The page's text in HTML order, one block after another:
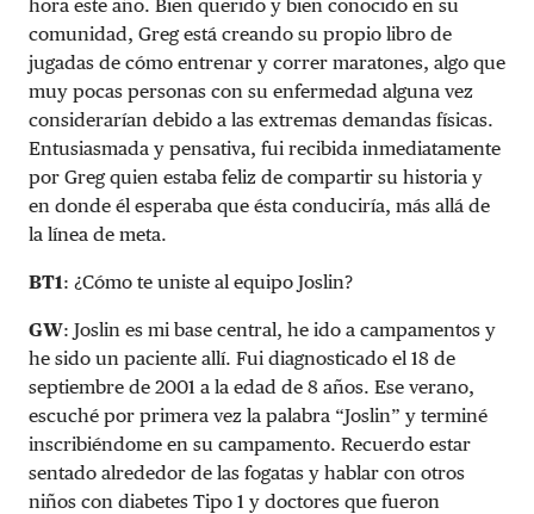
hora este año. Bien querido y bien conocido en su
comunidad, Greg está creando su propio libro de
jugadas de cómo entrenar y correr maratones, algo que
muy pocas personas con su enfermedad alguna vez
considerarían debido a las extremas demandas físicas.
Entusiasmada y pensativa, fui recibida inmediatamente
por Greg quien estaba feliz de compartir su historia y
en donde él esperaba que ésta conduciría, más allá de
la línea de meta.
BT1: ¿Cómo te uniste al equipo Joslin?
GW: Joslin es mi base central, he ido a campamentos y
he sido un paciente allí. Fui diagnosticado el 18 de
septiembre de 2001 a la edad de 8 años. Ese verano,
escuché por primera vez la palabra “Joslin” y terminé
inscribiéndome en su campamento. Recuerdo estar
sentado alrededor de las fogatas y hablar con otros
niños con diabetes Tipo 1 y doctores que fueron